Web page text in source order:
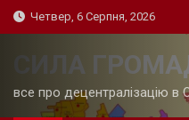
Skip
to
Четвер, 6 Серпня, 2026
СИЛА
все про децентралізацію в